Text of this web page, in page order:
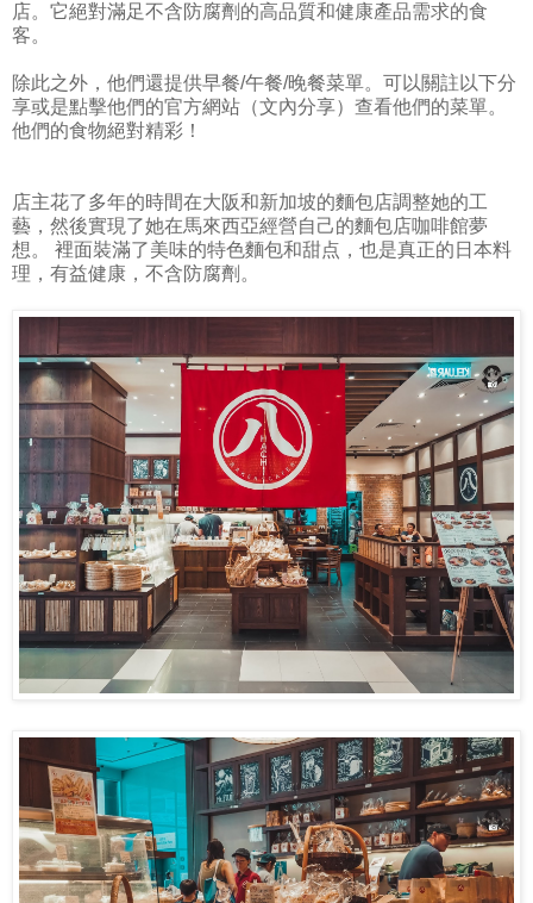
店。它絕對滿足不含防腐劑的高品質和健康產品需求的食
客。
除此之外，他們還提供早餐/午餐/晚餐菜單。可以關註以下分
享或是點擊他們的官方網站（文內分享）查看他們的菜單。
他們的食物絕對精彩！
店主花了多年的時間在大阪和新加坡的麵包店調整她的工
藝，然後實現了她在馬來西亞經營自己的麵包店咖啡館夢
想。 裡面裝滿了美味的特色麵包和甜点，也是真正的日本料
理，有益健康，不含防腐劑。